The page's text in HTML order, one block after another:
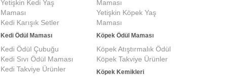
Yetişkin Kedi Yaş
Maması
Kedi Karışık Setler
Kedi Ödül Maması
Kedi Ödül Çubuğu
Kedi Sıvı Ödül Maması
Kedi Takviye Ürünler
Maması
Yetişkin Köpek Yaş
Maması
Köpek Ödül Maması
Köpek Atıştırmalık Ödül
Köpek Takviye Ürünler
Köpek Kemikleri